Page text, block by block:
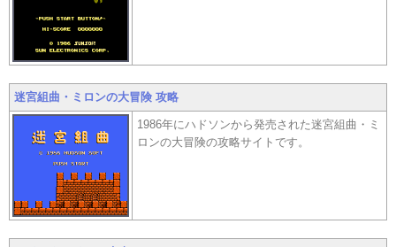
迷宮組曲・ミロンの大冒険 攻略
1986年にハドソンから発売された迷宮組曲・ミ
ロンの大冒険の攻略サイトです。